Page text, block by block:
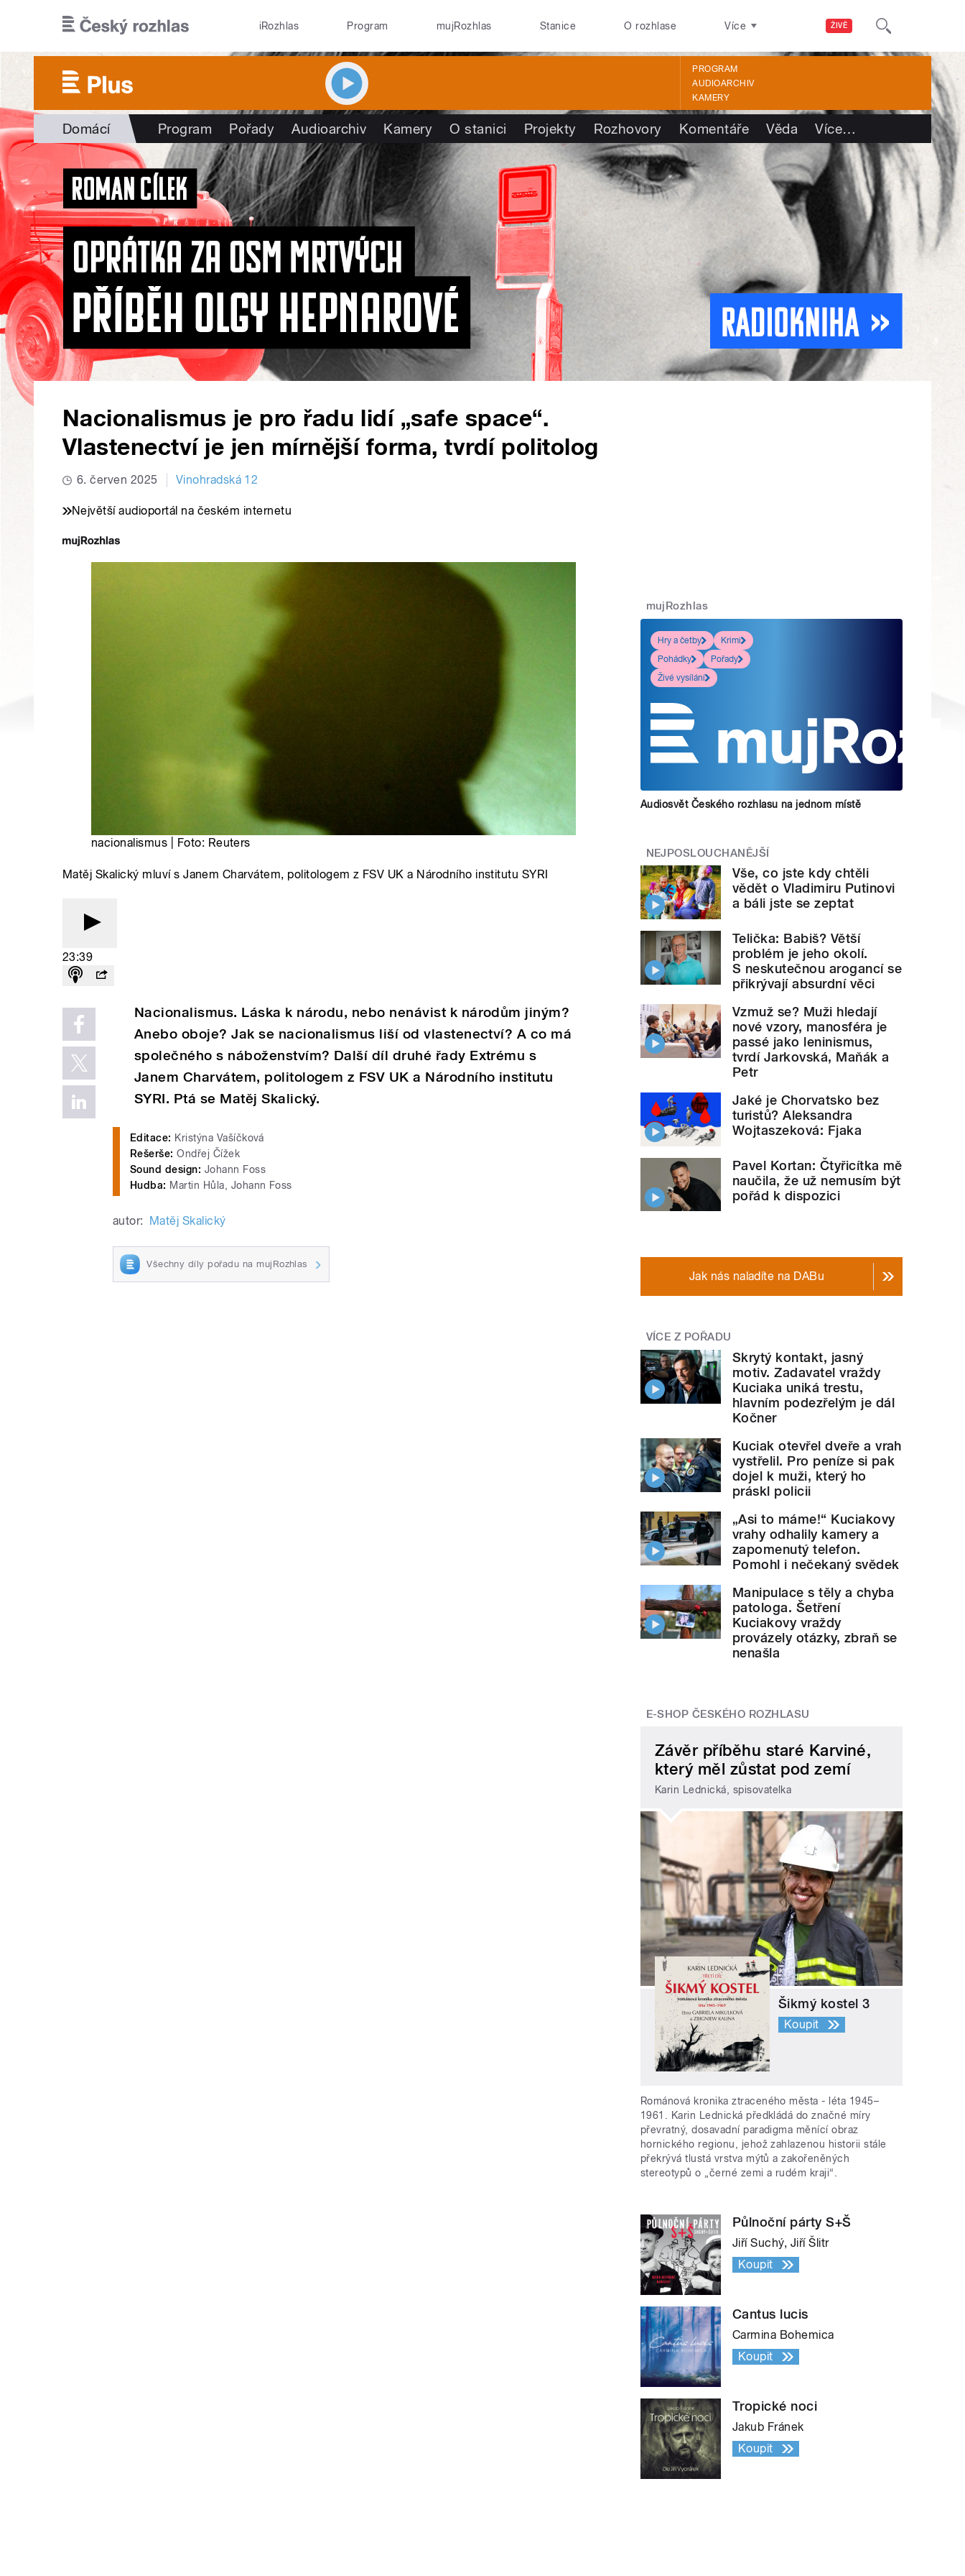
ŽIVĚ
iRozhlas Program mujRozhlas Stanice O rozhlase Více
PROGRAM
AUDIOARCHIV
KAMERY
Domácí Program Pořady Audioarchiv Kamery O stanici Projekty Rozhovory Komentáře Věda Více…
Nacionalismus je pro řadu lidí „safe space“.
Vlastenectví je jen mírnější forma, tvrdí politolog
6. červen 2025 Vinohradská 12
Největší audioportál na českém internetu
nacionalismus | Foto: Reuters
Matěj Skalický mluví s Janem Charvátem, politologem z FSV UK a Národního institutu SYRI
23:39
Nacionalismus. Láska k národu, nebo nenávist k národům jiným?
Anebo oboje? Jak se nacionalismus liší od vlastenectví? A co má
společného s náboženstvím? Další díl druhé řady Extrému s
Janem Charvátem, politologem z FSV UK a Národního institutu
SYRI. Ptá se Matěj Skalický.
Editace: Kristýna Vašíčková
Rešerše:Ondřej Čížek
Sound design: Johann Foss
Hudba: Martin Hůla, Johann Foss
autor: Matěj Skalický
Všechny díly pořadu na mujRozhlas
mujRozhlas
Hry a četby
Krimi
Pohádky
Pořady
Živé vysílání
Audiosvět Českého rozhlasu na jednom místě
NEJPOSLOUCHANĚJŠÍ
Vše, co jste kdy chtěli
vědět o Vladimiru Putinovi
a báli jste se zeptat
Telička: Babiš? Větší
problém je jeho okolí.
S neskutečnou arogancí se
přikrývají absurdní věci
Vzmuž se? Muži hledají
nové vzory, manosféra je
passé jako leninismus,
tvrdí Jarkovská, Maňák a
Petr
Jaké je Chorvatsko bez
turistů? Aleksandra
Wojtaszeková: Fjaka
Pavel Kortan: Čtyřicítka mě
naučila, že už nemusím být
pořád k dispozici
Jak nás naladíte na DABu
VÍCE Z POŘADU
Skrytý kontakt, jasný
motiv. Zadavatel vraždy
Kuciaka uniká trestu,
hlavním podezřelým je dál
Kočner
Kuciak otevřel dveře a vrah
vystřelil. Pro peníze si pak
dojel k muži, který ho
práskl policii
„Asi to máme!“ Kuciakovy
vrahy odhalily kamery a
zapomenutý telefon.
Pomohl i nečekaný svědek
Manipulace s těly a chyba
patologa. Šetření
Kuciakovy vraždy
provázely otázky, zbraň se
nenašla
E-SHOP ČESKÉHO ROZHLASU
Závěr příběhu staré Karviné,
který měl zůstat pod zemí
Karin Lednická, spisovatelka
Šikmý kostel 3
Koupit
Románová kronika ztraceného města - léta 1945–
1961. Karin Lednická předkládá do značné míry
převratný, dosavadní paradigma měnící obraz
hornického regionu, jehož zahlazenou historii stále
překrývá tlustá vrstva mýtů a zakořeněných
stereotypů o „černé zemi a rudém kraji“.
Půlnoční párty S+Š
Jiří Suchý, Jiří Šlitr
Koupit
Cantus lucis
Carmina Bohemica
Koupit
Tropické noci
Jakub Fránek
Koupit